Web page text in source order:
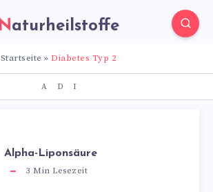
Naturheilstoffe
Startseite »Diabetes Typ 2
A D I
Alpha-Liponsäure
3 Min Lesezeit